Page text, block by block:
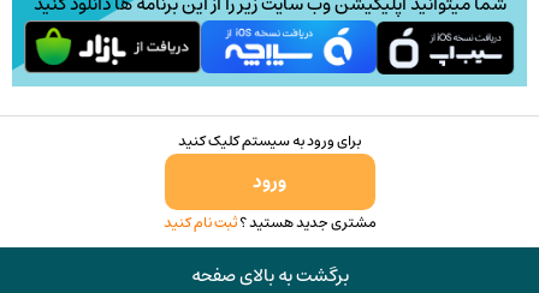
برای ورود به سیستم کلیک کنید
ورود
مشتری جدید هستید ؟ثبت نام کنید
برگشت به بالای صفحه